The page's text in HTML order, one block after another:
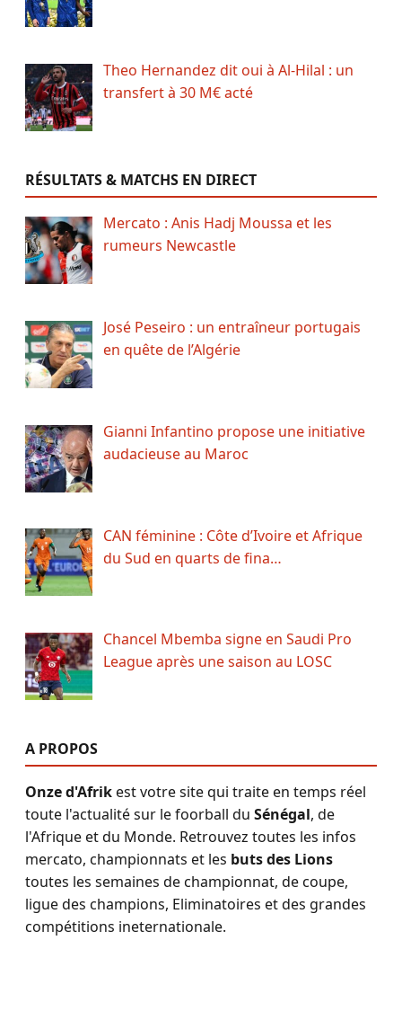
Theo Hernandez dit oui à Al-Hilal : un
transfert à 30 M€ acté
RÉSULTATS & MATCHS EN DIRECT
Mercato : Anis Hadj Moussa et les
rumeurs Newcastle
José Peseiro : un entraîneur portugais
en quête de l’Algérie
Gianni Infantino propose une initiative
audacieuse au Maroc
CAN féminine : Côte d’Ivoire et Afrique
du Sud en quarts de fina…
Chancel Mbemba signe en Saudi Pro
League après une saison au LOSC
A PROPOS
Onze d'Afrikest votre site qui traite en temps réel
toute l'actualité sur le foorball du Sénégal, de
l'Afrique et du Monde. Retrouvez toutes les infos
mercato, championnats et les buts des Lions
toutes les semaines de championnat, de coupe,
ligue des champions, Eliminatoires et des grandes
compétitions ineternationale.